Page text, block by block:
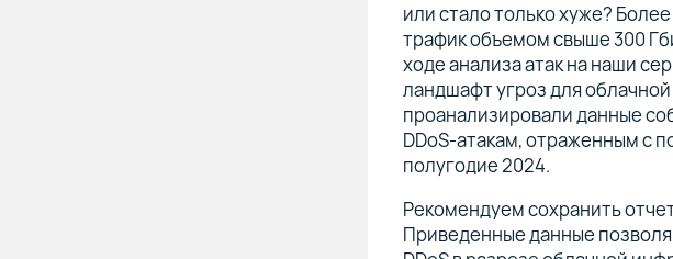
или стало только хуже?
трафик объемом свыше 300
ходе анализа атак на наши
ландшафт угроз для
проанализировали данные
DDoS-атакам, отраженным с
полугодие 2024.
Рекомендуем сохранить
Приведенные данные